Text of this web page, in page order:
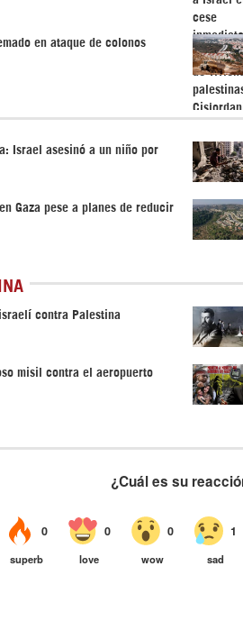
en ataque de colonos
Israel asesinó a un niño por
Gaza pese a planes de reducir
contra Palestina
misil contra el aeropuerto